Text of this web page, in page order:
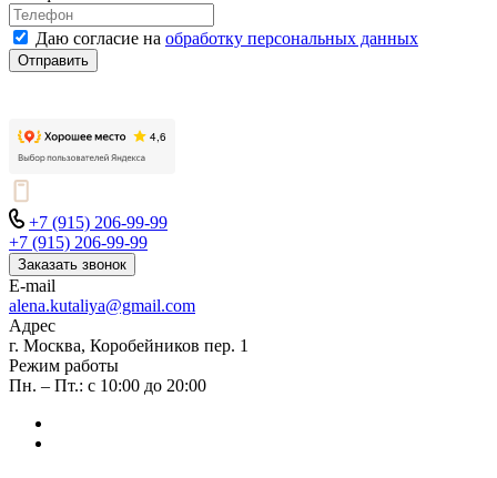
Даю согласие на обработку персональных данных
Отправить
+7 (915) 206-99-99
+7 (915) 206-99-99
Заказать звонок
E-mail
alena.kutaliya@gmail.com
Адрес
г. Москва, Коробейников пер. 1
Режим работы
Пн. – Пт.: с 10:00 до 20:00